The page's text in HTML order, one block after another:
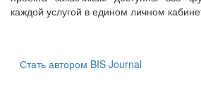
каждой услугой в едином личном
Стать автором BIS Journal